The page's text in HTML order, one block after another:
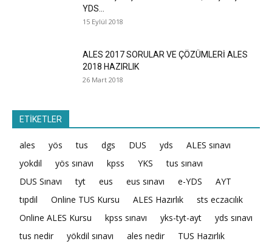
YDS...
15 Eylül 2018
ALES 2017 SORULAR VE ÇÖZÜMLERİ ALES
2018 HAZIRLIK
26 Mart 2018
ETİKETLER
ales yös tus dgs DUS yds
ALES sınavı
yokdil
yös sınavı kpss YKS
tus sınavı
DUS Sınavı
tyt eus eus sınavı e-YDS
AYT
tıpdil
Online TUS Kursu ALES Hazırlık
sts eczacılık
Online ALES Kursu
kpss sınavı yks-tyt-ayt
yds sınavı
tus nedir
yökdil sınavı ales nedir
TUS Hazırlık